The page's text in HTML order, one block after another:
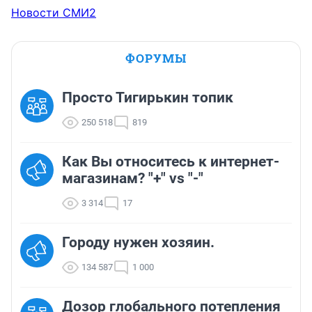
Новости СМИ2
ФОРУМЫ
Просто Тигирькин топик
250 518 819
Как Вы относитесь к интернет-
магазинам? "+" vs "-"
3 314 17
Городу нужен хозяин.
134 587 1 000
Дозор глобального потепления